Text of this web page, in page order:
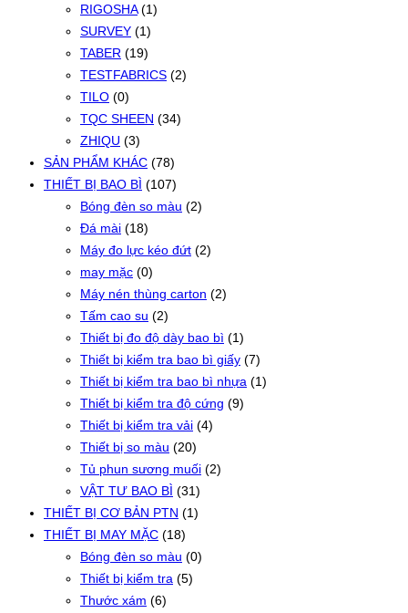
RIGOSHA (1)
SURVEY (1)
TABER (19)
TESTFABRICS (2)
TILO (0)
TQC SHEEN (34)
ZHIQU (3)
SẢN PHẨM KHÁC (78)
THIẾT BỊ BAO BÌ (107)
Bóng đèn so màu (2)
Đá mài (18)
Máy đo lực kéo đứt (2)
may mặc (0)
Máy nén thùng carton (2)
Tấm cao su (2)
Thiết bị đo độ dày bao bì (1)
Thiết bị kiểm tra bao bì giấy (7)
Thiết bị kiểm tra bao bì nhựa (1)
Thiết bị kiểm tra độ cứng (9)
Thiết bị kiểm tra vải (4)
Thiết bị so màu (20)
Tủ phun sương muối (2)
VẬT TƯ BAO BÌ (31)
THIẾT BỊ CƠ BẢN PTN (1)
THIẾT BỊ MAY MẶC (18)
Bóng đèn so màu (0)
Thiết bị kiểm tra (5)
Thước xám (6)